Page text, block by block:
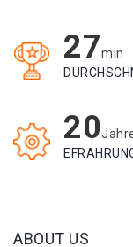
27min
20
ABOUT US